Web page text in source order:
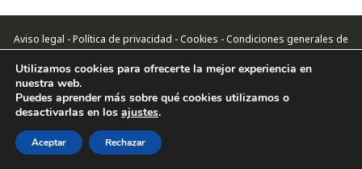
Aviso legal - Política de privacidad - Cookies - Condiciones generales de
contratación -
Contacto
Utilizamos cookies para ofrecerte la mejor experiencia en
nuestra web.
Puedes aprender más sobre qué cookies utilizamos o
desactivarlas en los ajustes.
Aceptar Rechazar